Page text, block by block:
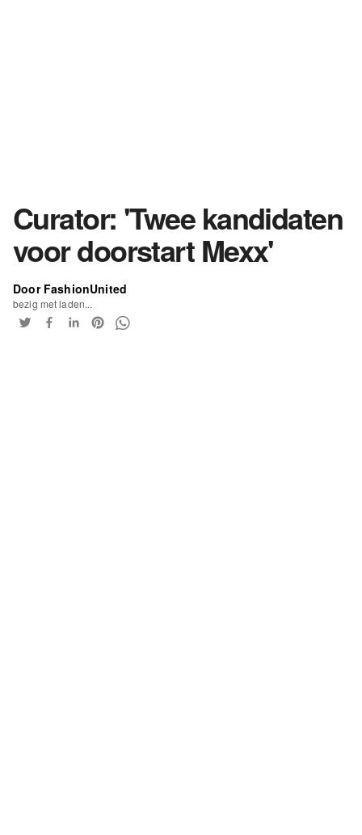
Curator: 'Twee kandidaten
voor doorstart Mexx'
Door FashionUnited
bezig met laden...